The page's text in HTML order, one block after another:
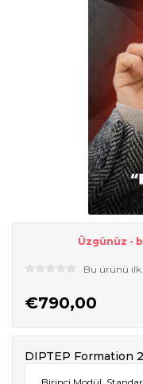
Üzgünüz -
Bu ürünü
€790,00
DIPTEP Formation